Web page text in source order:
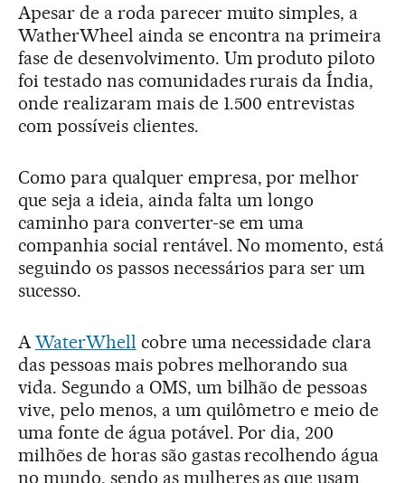
Apesar de a roda parecer muito simples, a
WatherWheel ainda se encontra na primeira
fase de desenvolvimento. Um produto piloto
foi testado nas comunidades rurais da Índia,
onde realizaram mais de 1.500 entrevistas
com possíveis clientes.
Como para qualquer empresa, por melhor
que seja a ideia, ainda falta um longo
caminho para converter-se em uma
companhia social rentável. No momento, está
seguindo os passos necessários para ser um
sucesso.
A WaterWhell cobre uma necessidade clara
das pessoas mais pobres melhorando sua
vida. Segundo a OMS, um bilhão de pessoas
vive, pelo menos, a um quilômetro e meio de
uma fonte de água potável. Por dia, 200
milhões de horas são gastas recolhendo água
no mundo, sendo as mulheres as que usam